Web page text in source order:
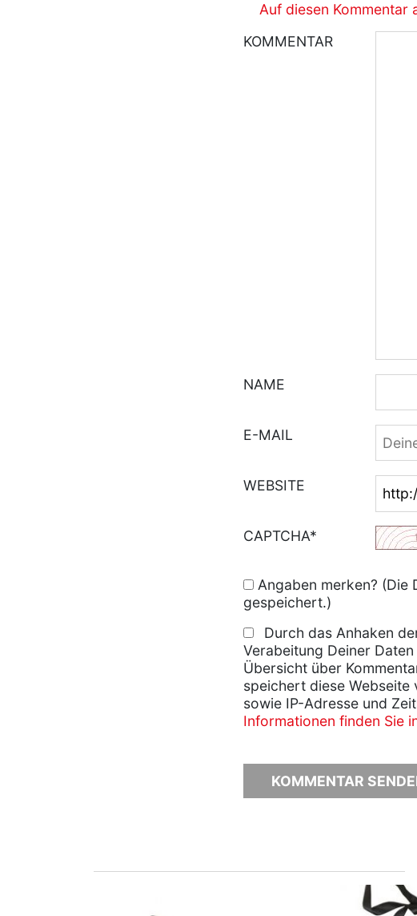
Auf diesen Kommentar
KOMMENTAR
NAME
E-MAIL
WEBSITE
CAPTCHA*
Angaben merken? (Die
gespeichert.)
Durch das Anhaken
Verabeitung Deiner
Übersicht über
speichert diese Webseite
sowie IP-Adresse und
Informationen finden Sie